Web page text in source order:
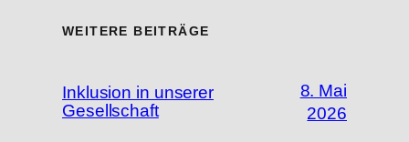
WEITERE BEITRÄGE
Inklusion in unserer
Gesellschaft
8. Mai
2026